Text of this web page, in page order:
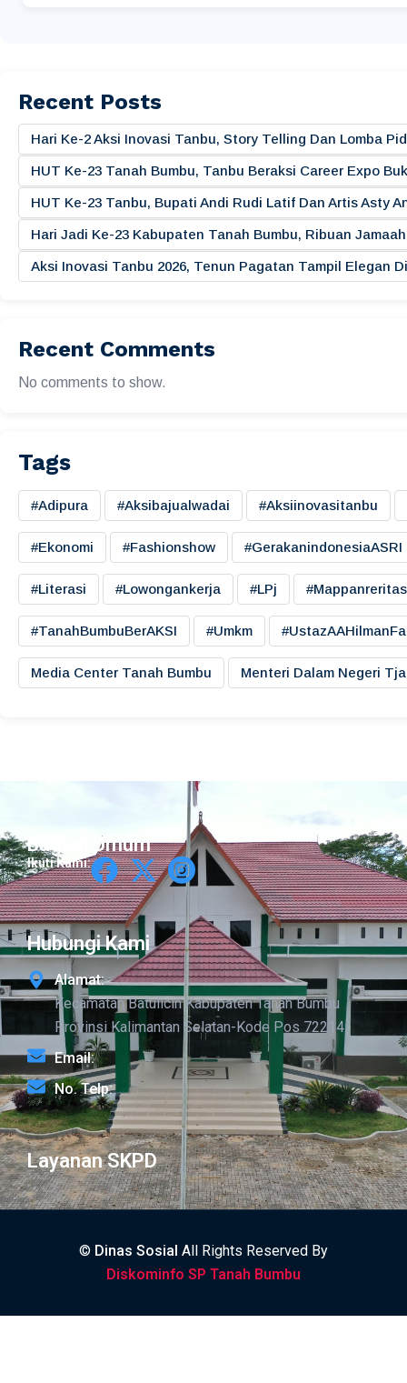
Recent Posts
Hari Ke-2 Aksi Inovasi Tanbu, Story Telling Dan Lomba
HUT Ke-23 Tanah Bumbu, Tanbu Beraksi Career Expo
HUT Ke-23 Tanbu, Bupati Andi Rudi Latif Dan Artis Asty
Hari Jadi Ke-23 Kabupaten Tanah Bumbu, Ribuan
Aksi Inovasi Tanbu 2026, Tenun Pagatan Tampil Elegan
Recent Comments
No comments to show.
Tags
#adipura #aksibajualwadai #aksiinovasitanbu
#ekonomi #fashionshow #gerakanindonesiaASRI
#literasi #lowongankerja #LPj
#TanahBumbuBerAKSI #umkm
Media Center Tanah Bumbu Menteri Dalam Negeri
Bagian Umum
Ikuti Kami:
Hubungi Kami
Alamat:
Kecamatan Batulicin Kabupaten Tanah Bumbu
Provinsi Kalimantan Selatan-Kode Pos 72214
Email:
No. Telp:
Layanan SKPD
© Dinas Sosial All Rights Reserved By
Diskominfo SP Tanah Bumbu